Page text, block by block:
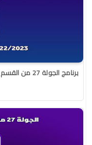
برنامج الجولة 27 من القسم الثاني الإحترافي